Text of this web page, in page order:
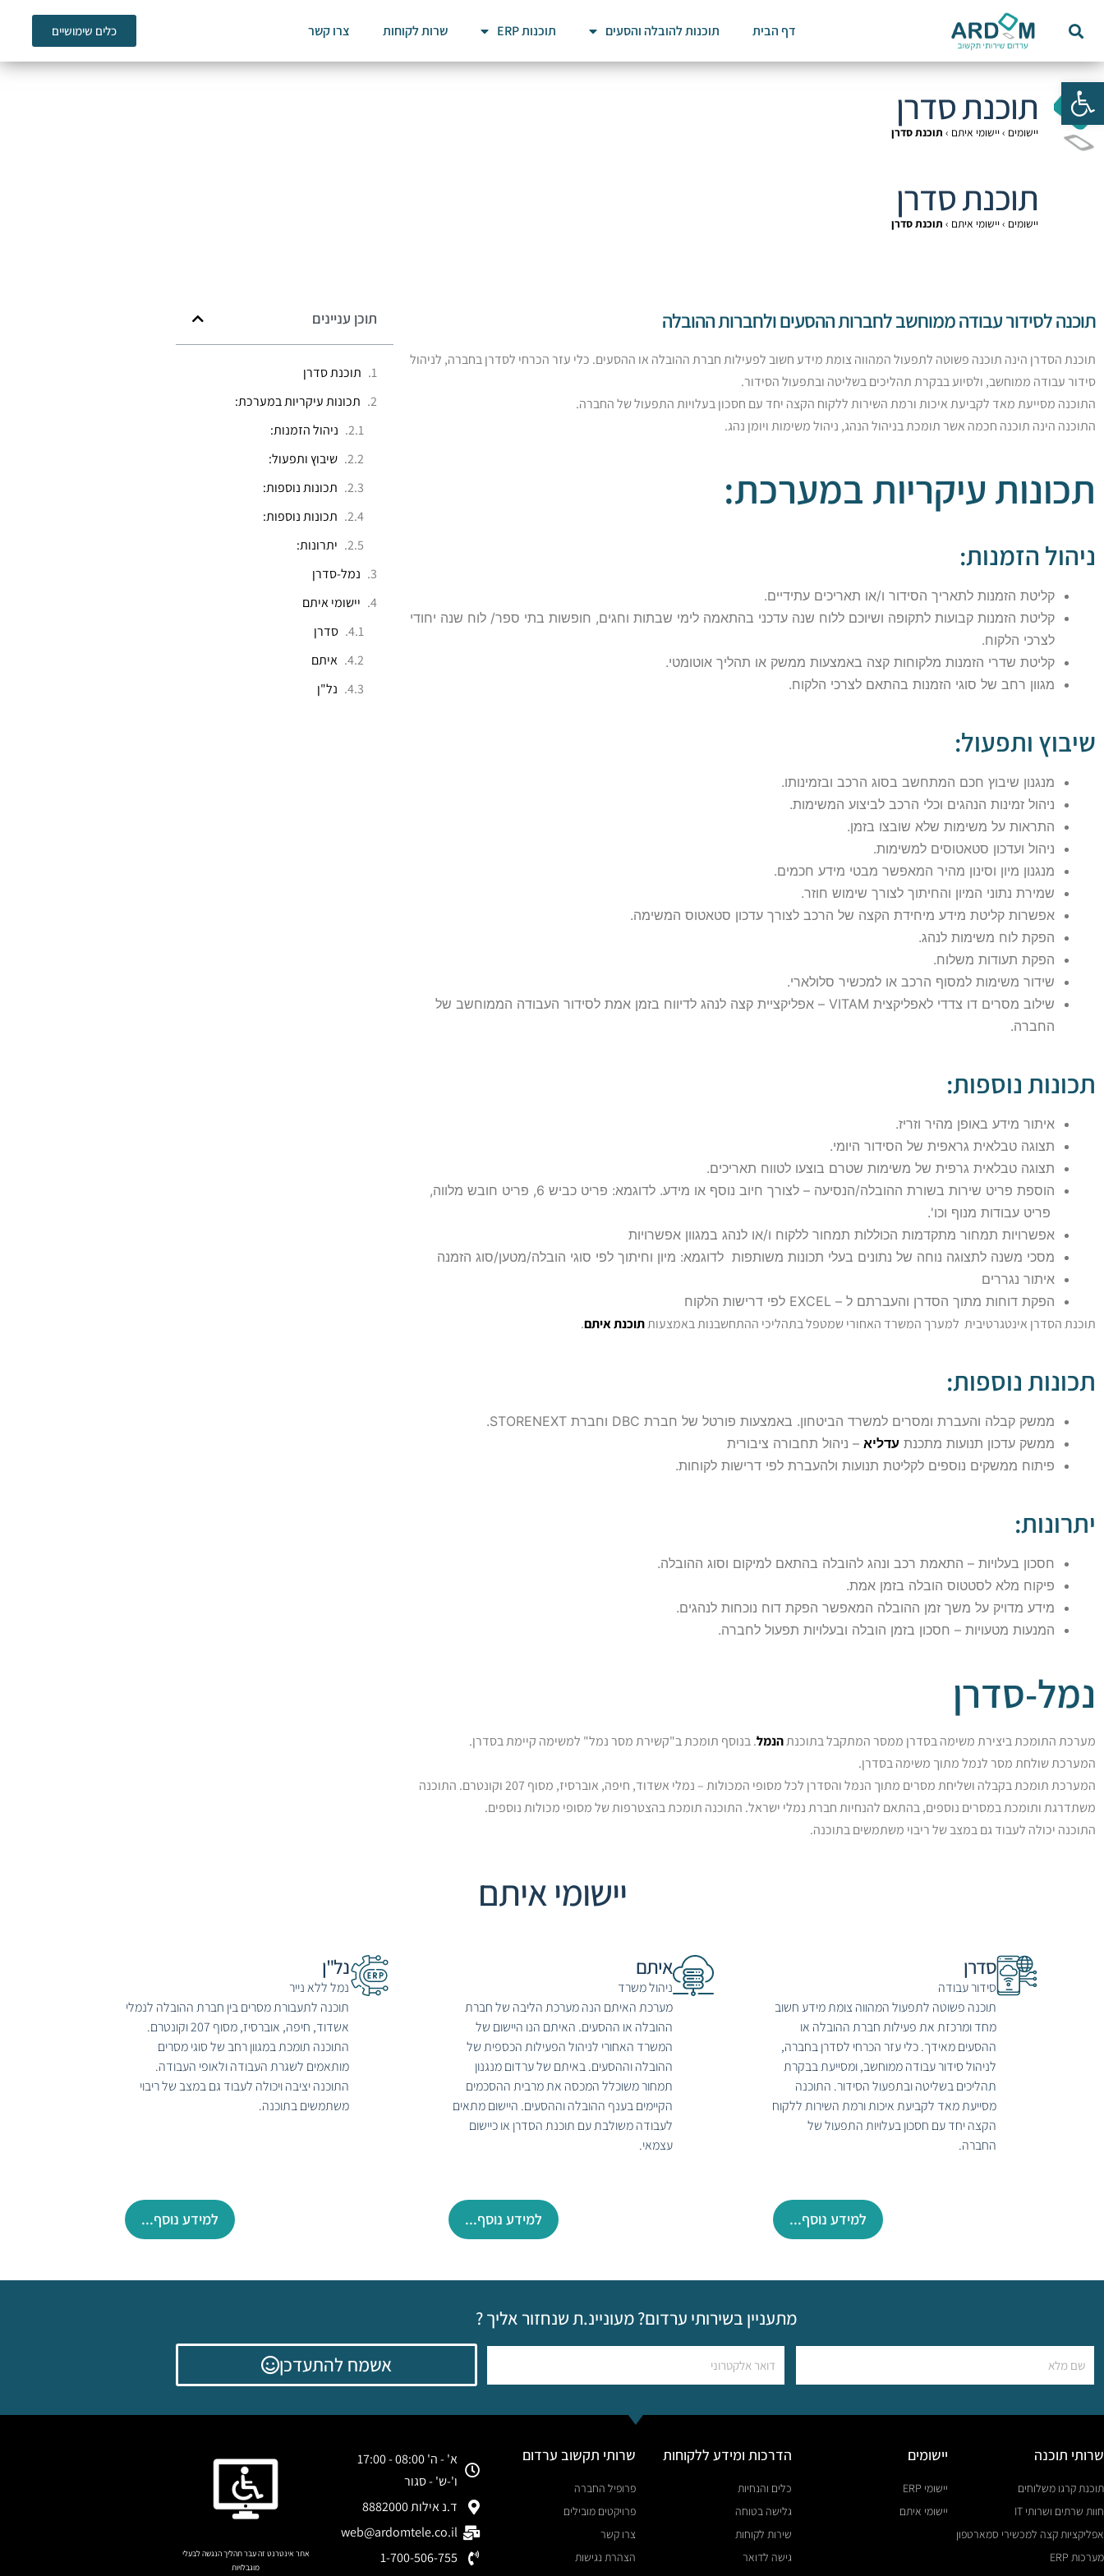
פתח סרגל נגישות
דף הבית תוכנות להובלה והסעים תוכנות ERP שרות לקוחות צרו קשר כלים שימושיים
תוכנת סדרן
יישומים ›יישומי איתם › תוכנת סדרן
תוכנת סדרן
יישומים ›יישומי איתם › תוכנת סדרן
תוכנה לסידור עבודה ממוחשב לחברות ההסעים ולחברות ההובלה
תוכנת הסדרן הינה תוכנה פשוטה לתפעול המהווה צומת מידע חשוב לפעילות חברת ההובלה או ההסעים. כלי עזר הכרחי לסדרן בחברה, לניהול
סידור עבודה ממוחשב, ולסיוע בבקרת תהליכים בשליטה ובתפעול הסידור.
התוכנה מסייעת מאד לקביעת איכות ורמת השירות ללקוח הקצה יחד עם חסכון בעלויות התפעול של החברה.
התוכנה הינה תוכנה חכמה אשר תומכת בניהול הנהג, ניהול משימות ויומן נהג.
תכונות עיקריות במערכת:
ניהול הזמנות:
קליטת הזמנות לתאריך הסידור ו/או תאריכים עתידיים.
קליטת הזמנות קבועות לתקופה ושיוכם ללוח שנה עדכני בהתאמה לימי שבתות וחגים, חופשות בתי ספר/ לוח שנה יחודי
לצרכי הלקוח.
קליטת שדרי הזמנות מלקוחות קצה באמצעות ממשק או תהליך אוטומטי.
מגוון רחב של סוגי הזמנות בהתאם לצרכי הלקוח.
שיבוץ ותפעול:
מנגנון שיבוץ חכם המתחשב בסוג הרכב ובזמינותו.
ניהול זמינות הנהגים וכלי הרכב לביצוע המשימות.
התראות על משימות שלא שובצו בזמן.
ניהול ועדכון סטאטוסים למשימות.
מנגנון מיון וסינון מהיר המאפשר מבטי מידע חכמים.
שמירת נתוני המיון והחיתוך לצורך שימוש חוזר.
אפשרות קליטת מידע מיחידת הקצה של הרכב לצורך עדכון סטאטוס המשימה.
הפקת לוח משימות לנהג.
הפקת תעודות משלוח.
שידור משימות למסוף הרכב או למכשיר סלולארי.
שילוב מסרים דו צדדי לאפליקצית VITAM – אפליקציית קצה לנהג לדיווח בזמן אמת לסידור העבודה הממוחשב של
החברה.
תכונות נוספות:
איתור מידע באופן מהיר וזריז.
תצוגה טבלאית גראפית של הסידור היומי.
תצוגה טבלאית גרפית של משימות שטרם בוצעו לטווח תאריכים.
הוספת פריט שירות בשורת ההובלה/הנסיעה – לצורך חיוב נוסף או מידע. לדוגמא: פריט כביש 6, פריט חובש מלווה,
פריט עבודות מנוף וכו'.
אפשרויות תמחור מתקדמות הכוללות תמחור ללקוח ו/או לנהג במגוון אפשרויות
מסכי משנה לתצוגה נוחה של נתונים בעלי תכונות משותפות לדוגמא: מיון וחיתוך לפי סוגי הובלה/מטען/סוג הזמנה
איתור נגררים
הפקת דוחות מתוך הסדרן והעברתם ל – EXCEL לפי דרישות הלקוח
תוכנת הסדרן אינטגרטיבית למערך המשרד האחורי שמטפל בתהליכי ההתחשבנות באמצעותתוכנת איתם.
תכונות נוספות:
ממשק קבלה והעברת ומסרים למשרד הביטחון. באמצעות פורטל של חברת DBC וחברת STORENEXT.
ממשק עדכון תנועות מתכנת עדליא – ניהול תחבורה ציבורית
פיתוח ממשקים נוספים לקליטת תנועות ולהעברת לפי דרישות לקוחות.
יתרונות:
חסכון בעלויות – התאמת רכב ונהג להובלה בהתאם למיקום וסוג ההובלה.
פיקוח מלא לסטטוס הובלה בזמן אמת.
מידע מדויק על משך זמן ההובלה המאפשר הפקת דוח נוכחות לנהגים.
המנעות מטעויות – חסכון בזמן הובלה ובעלויות תפעול לחברה.
נמל-סדרן
מערכת התומכת ביצירת משימה בסדרן ממסר המתקבל בתוכנתהנמל. בנוסף תומכת ב"קשירת מסר נמל" למשימה קיימת בסדרן.
המערכת שולחת מסר לנמל מתוך משימה בסדרן.
המערכת תומכת בקבלה ושליחת מסרים מתוך הנמל והסדרן לכל מסופי המכולות – נמלי אשדוד, חיפה, אוברסיז, מסוף 207 וקונטרם. התוכנה
משתדרגת ותומכת במסרים נוספים, בהתאם להנחיות חברת נמלי ישראל. התוכנה תומכת בהצטרפות של מסופי מכולות נוספים.
התוכנה יכולה לעבוד גם במצב של ריבוי משתמשים בתוכנה.
תוכן עניינים
תוכנת סדרן
תכונות עיקריות במערכת:
ניהול הזמנות:
שיבוץ ותפעול:
תכונות נוספות:
תכונות נוספות:
יתרונות:
נמל-סדרן
יישומי איתם
סדרן
איתם
נל"ן
יישומי איתם
סדרן
סידור עבודה
תוכנה פשוטה לתפעול המהווה צומת מידע חשוב
מחד ומרכזת את פעילות חברת ההובלה או
ההסעים מאידך. כלי עזר הכרחי לסדרן בחברה,
לניהול סידור עבודה ממוחשב, ומסייעת בבקרת
תהליכים בשליטה ובתפעול הסידור. התוכנה
מסייעת מאד לקביעת איכות ורמת השירות ללקוח
הקצה יחד עם חסכון בעלויות התפעול של
החברה.
למידע נוסף...
איתם
ניהול משרד
מערכת האיתם הנה מערכת הליבה של חברת
ההובלה או ההסעים. האיתם הנו היישום של
המשרד האחורי לניהול הפעילות הכספית של
ההובלה וההסעים. באיתם של ערדום מנגנון
תמחור משוכלל המכסה את מרבית ההסכמים
הקיימים בענף ההובלה וההסעים. היישום מתאים
לעבודה משולבת עם תוכנת הסדרן או כיישום
עצמאי.
למידע נוסף...
נל"ן
נמל ללא נייר
תוכנה לתעבורת מסרים בין חברת ההובלה לנמלי
אשדוד, חיפה, אוברסיז, מסוף 207 וקונטרם.
התוכנה תומכת במגוון רחב של סוגי מסרים
מותאמים לשגרת העבודה ולאופי העבודה.
התוכנה יציבה ויכולה לעבוד גם במצב של ריבוי
משתמשים בתוכנה.
למידע נוסף...
מתעניין בשירותי ערדום? מעוניינ.ת שנחזור אליך ?
אשמח להתעדכן
שרותי תוכנה
תוכנת קרגו משלוחים
חוות שרתים ושרותי IT
אפליקציות קצה למכשירי סמארטפון
מערכות ERP
יישומים
יישומי ERP
יישומי איתם
הדרכות ומידע ללקוחות
כלים והנחיות
גלישה בטוחה
שירות לקוחות
גישה לדואר
שרותי תקשוב ערדום
פרופיל החברה
פרויקטים מובילים
צרו קשר
הצהרת נגישות
א' - ה' 08:00 - 17:00
ו'-ש' - סגור
ד.נ אילות 8882000
web@ardomtele.co.il
1-700-506-755
אתר אינטרנט זה עבר תהליך הנגשה לבעלי
מוגבלויות